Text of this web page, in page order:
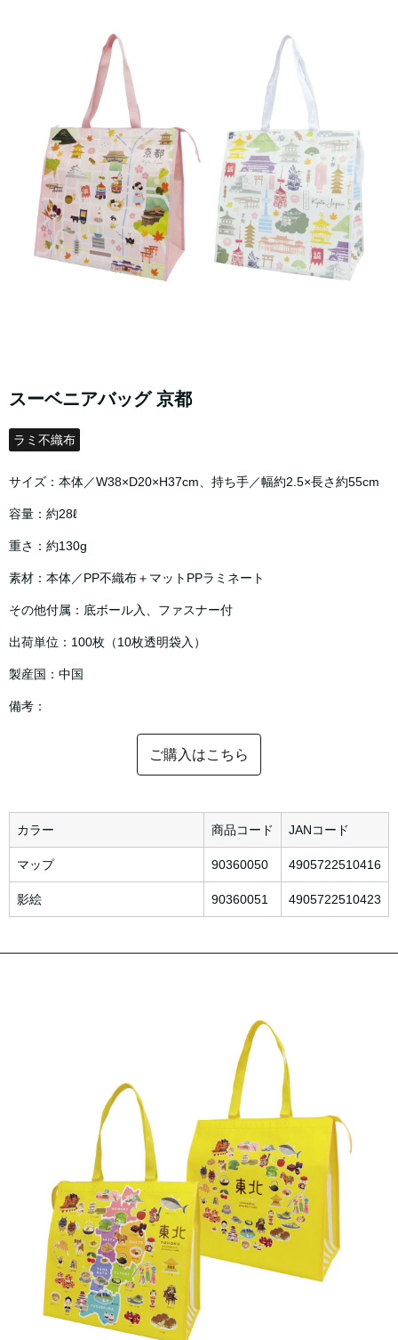
スーベニアバッグ 京都
ラミ不織布
サイズ：本体／W38×D20×H37cm、持ち手／幅約2.5×長さ約55cm
容量：約28ℓ
重さ：約130g
素材：本体／PP不織布＋マットPPラミネート
その他付属：底ボール入、ファスナー付
出荷単位：100枚（10枚透明袋入）
製産国：中国
備考：
ご購入はこちら
カラー 商品コード JANコード
マップ 90360050 4905722510416
影絵 90360051 4905722510423